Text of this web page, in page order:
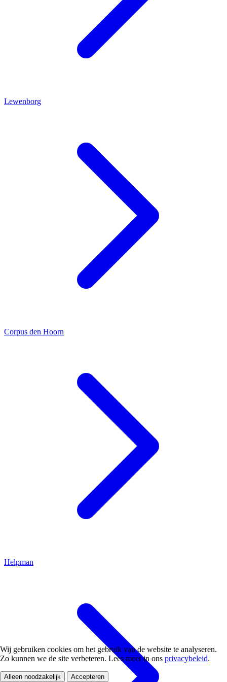
Lewenborg
Corpus den Hoorn
Helpman
Wij gebruiken cookies om het gebruik van de website te analyseren.
Zo kunnen we de site verbeteren. Lees meer in ons privacybeleid.
Alleen noodzakelijk Accepteren